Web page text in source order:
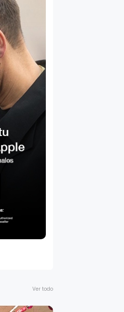
Ver todo